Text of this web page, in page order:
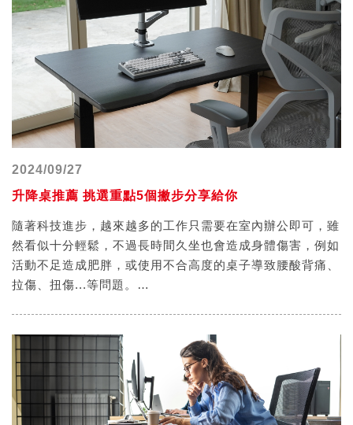
這一點也是許多消費者在選購電競椅時內心最大的疑惑，以
下筆者將替大家解答疑惑
2024/09/27
升降桌推薦 挑選重點5個撇步分享給你
隨著科技進步，越來越多的工作只需要在室內辦公即可，雖
然看似十分輕鬆，不過長時間久坐也會造成身體傷害，例如
活動不足造成肥胖，或使用不合高度的桌子導致腰酸背痛、
拉傷、扭傷...等問題。
按鍵，就可以毫不費力地調整桌面高低，不同的桌面高度讓
使用者能夠找到自己最適合的使用情境，例如可以在辦公時
站立，增加日常活動量，同時舒展身體，減少痠痛。
記住帳號